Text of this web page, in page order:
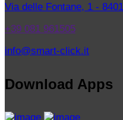
Via delle Fontane, 1 -
+39 081 961505
info@smart-click.it
Download Apps